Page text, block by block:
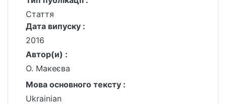
Стаття
Дата випуску :
2016
Автор(и) :
О. Макеєва
Мова основного тексту :
Ukrainian